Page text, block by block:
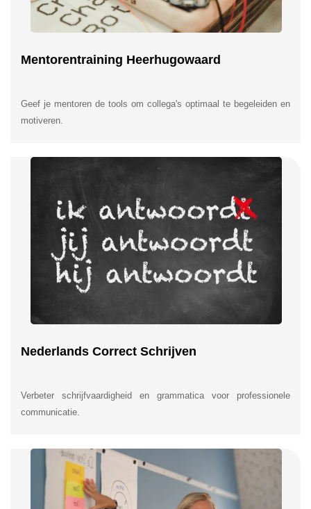
Mentorentraining Heerhugowaard
Geef je mentoren de tools om collega's optimaal te begeleiden en
motiveren.
Nederlands Correct Schrijven
Verbeter schrijfvaardigheid en grammatica voor professionele
communicatie.